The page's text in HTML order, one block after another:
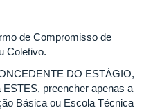
de Compromisso de
Coletivo.
DO ESTÁGIO,
preencher apenas a
Básica ou Escola Técnica